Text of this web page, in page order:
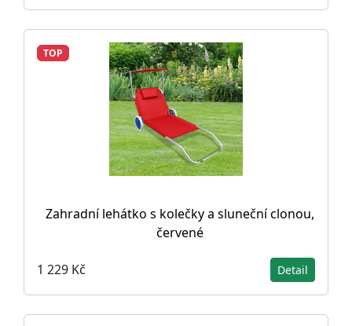
TOP
Zahradní lehátko s kolečky a sluneční clonou,
červené
1 229 Kč Detail